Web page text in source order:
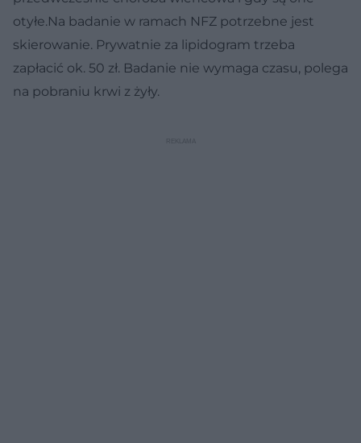
otyłe.Na badanie w ramach NFZ potrzebne jest
skierowanie. Prywatnie za lipidogram trzeba
zapłacić ok. 50 zł. Badanie nie wymaga czasu, polega
na pobraniu krwi z żyły.